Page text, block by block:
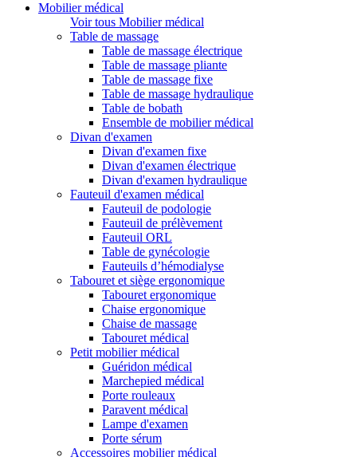
Mobilier médical
Voir tous Mobilier médical
Table de massage
Table de massage électrique
Table de massage pliante
Table de massage fixe
Table de massage hydraulique
Table de bobath
Ensemble de mobilier médical
Divan d'examen
Divan d'examen fixe
Divan d'examen électrique
Divan d'examen hydraulique
Fauteuil d'examen médical
Fauteuil de podologie
Fauteuil de prélèvement
Fauteuil ORL
Table de gynécologie
Fauteuils d’hémodialyse
Tabouret et siège ergonomique
Tabouret ergonomique
Chaise ergonomique
Chaise de massage
Tabouret médical
Petit mobilier médical
Guéridon médical
Marchepied médical
Porte rouleaux
Paravent médical
Lampe d'examen
Porte sérum
Accessoires mobilier médical